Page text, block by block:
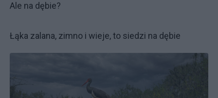
Ale na dębie?
Łąka zalana, zimno i wieje, to siedzi na dębie